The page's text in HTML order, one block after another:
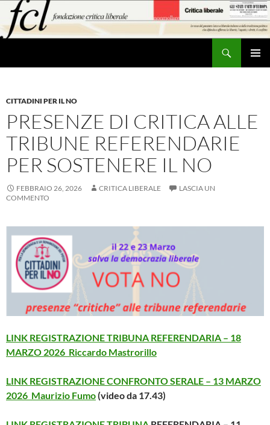
contenuto
CITTADINI PER IL NO
PRESENZE DI CRITICA ALLE
TRIBUNE REFERENDARIE
PER SOSTENERE IL NO
FEBBRAIO 26, 2026 CRITICA LIBERALE
LASCIA UN
COMMENTO
LINK REGISTRAZIONE TRIBUNA REFERENDARIA – 18
MARZO 2026 Riccardo Mastrorillo
LINK REGISTRAZIONE CONFRONTO SERALE – 13 MARZO
2026 Maurizio Fumo(video da 17.43)